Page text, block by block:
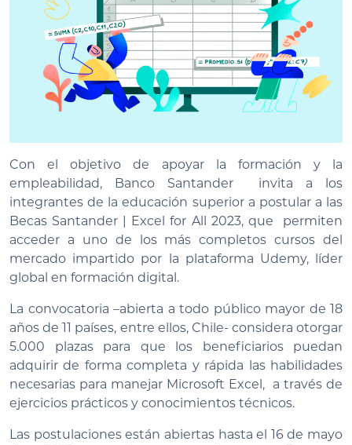
Con el objetivo de apoyar la formación y la
empleabilidad, Banco Santander invita a los
integrantes de la educación superior a postular a las
Becas Santander | Excel for All 2023, que permiten
acceder a uno de los más completos cursos del
mercado impartido por la plataforma Udemy, líder
global en formación digital.
La convocatoria –abierta a todo público mayor de 18
años de 11 países, entre ellos, Chile- considera otorgar
5.000 plazas para que los beneficiarios puedan
adquirir de forma completa y rápida las habilidades
necesarias para manejar Microsoft Excel, a través de
ejercicios prácticos y conocimientos técnicos.
Las postulaciones están abiertas hasta el 16 de mayo